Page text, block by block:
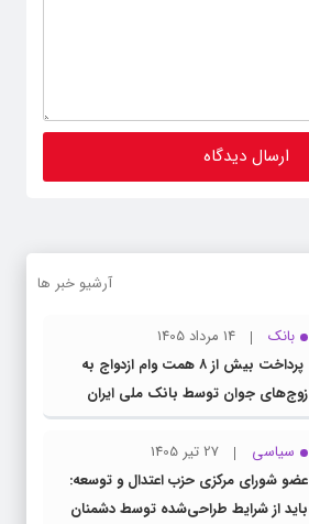
آرشیو خبر ها
بانک
14 مرداد 1405
پرداخت بیش از ۸ همت وام ازدواج به
زوج‌های جوان توسط بانک ملی ایران
سیاسی
27 تیر 1405
عضو شورای مرکزی حزب اعتدال و توسعه:
باید از شرایط طراحی‌شده توسط دشمنان